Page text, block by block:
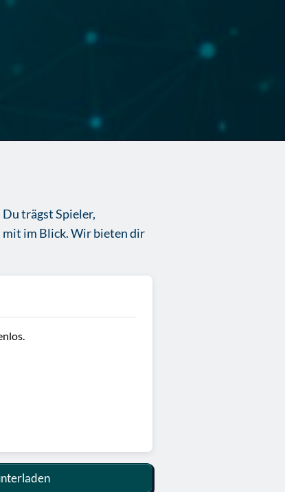
trägst Spieler,
im Blick. Wir bieten dir